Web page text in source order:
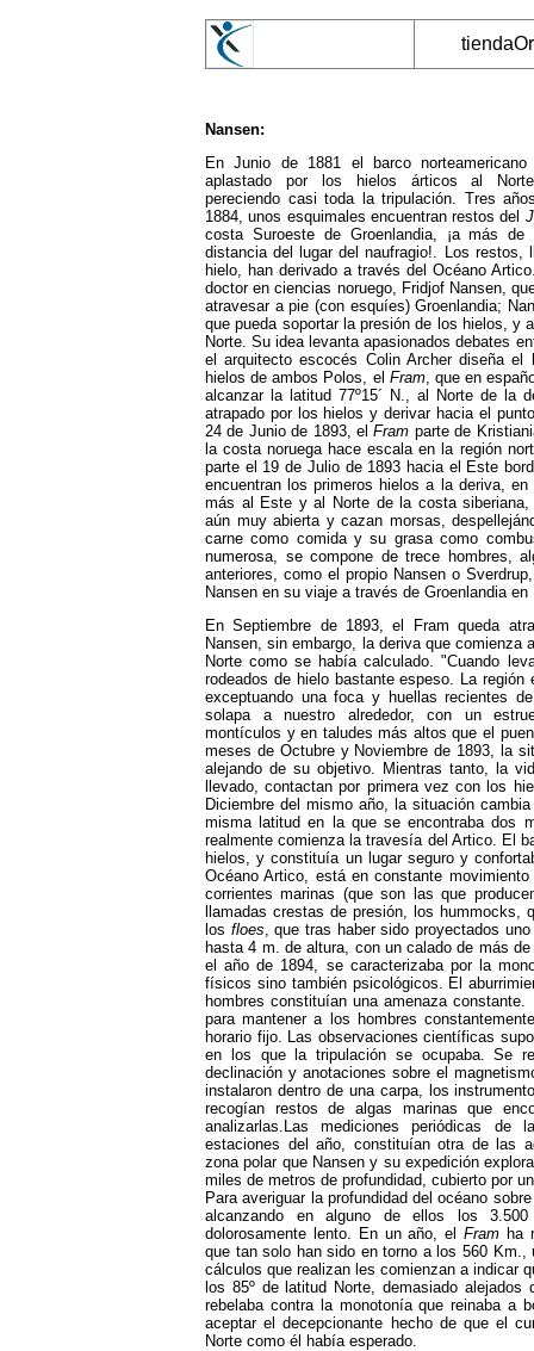
Nansen:
En Junio de 1881 el barco
aplastado por los hielos árticos al
pereciendo casi toda la tripulación. Tres
1884, unos esquimales encuentran restos del
costa Suroeste de Groenlandia, ¡a más
distancia del lugar del naufragio!. Los restos,
hielo, han derivado a través del Océano
doctor en ciencias noruego, Fridjof Nansen,
atravesar a pie (con esquíes) Groenlandia;
que pueda soportar la presión de los hielos, y
Norte. Su idea levanta apasionados debates
el arquitecto escocés Colin Archer diseña
hielos de ambos Polos, el Fram, que en
alcanzar la latitud 77º15´ N., al Norte de la
atrapado por los hielos y derivar hacia el
24 de Junio de 1893, elFram parte de
la costa noruega hace escala en la región
parte el 19 de Julio de 1893 hacia el Este
encuentran los primeros hielos a la deriva,
más al Este y al Norte de la costa
aún muy abierta y cazan morsas,
carne como comida y su grasa como
numerosa, se compone de trece hombres,
anteriores, como el propio Nansen o
Nansen en su viaje a través de Groenlandia en
En Septiembre de 1893, el Fram queda
Nansen, sin embargo, la deriva que
Norte como se había calculado. "Cuando
rodeados de hielo bastante espeso. La
exceptuando una foca y huellas recientes
solapa a nuestro alrededor, con un
montículos y en taludes más altos que el
meses de Octubre y Noviembre de 1893, la
alejando de su objetivo. Mientras tanto, la
llevado, contactan por primera vez con los
Diciembre del mismo año, la situación
misma latitud en la que se encontraba dos
realmente comienza la travesía del Artico. El
hielos, y constituía un lugar seguro y
Océano Artico, está en constante
corrientes marinas (que son las que
llamadas crestas de presión, los
los floes, que tras haber sido proyectados
hasta 4 m. de altura, con un calado de más
el año de 1894, se caracterizaba por la
físicos sino también psicológicos. El
hombres constituían una amenaza
para mantener a los hombres
horario fijo. Las observaciones científicas
en los que la tripulación se ocupaba. Se
declinación y anotaciones sobre el
instalaron dentro de una carpa, los
recogían restos de algas marinas que
analizarlas.Las mediciones periódicas
estaciones del año, constituían otra de las
zona polar que Nansen y su expedición
miles de metros de profundidad, cubierto por
Para averiguar la profundidad del océano
alcanzando en alguno de ellos los
dolorosamente lento. En un año, elFram ha
que tan solo han sido en torno a los 560
cálculos que realizan les comienzan a indicar
los 85º de latitud Norte, demasiado
rebelaba contra la monotonía que reinaba a
aceptar el decepcionante hecho de que el
Norte como él había esperado.